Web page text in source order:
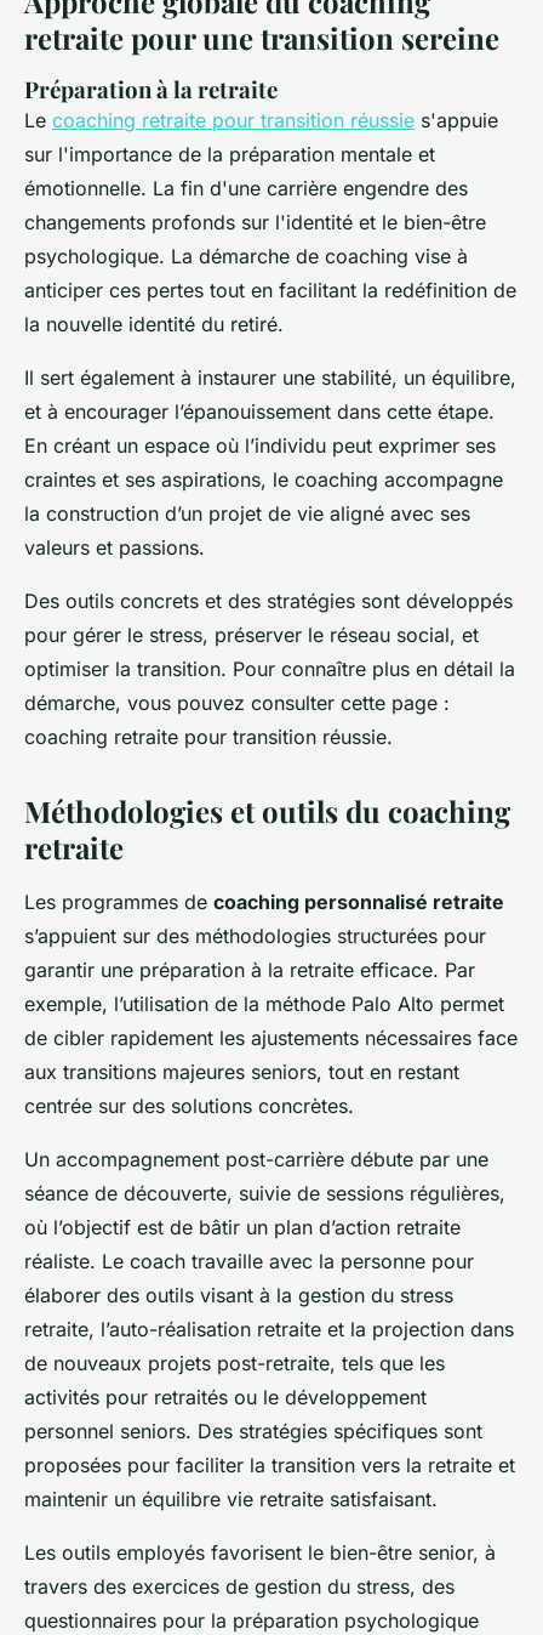
retraite pour une transition sereine
Préparation à la retraite
Le coaching retraite pour transition réussie s'appuie
sur l'importance de la préparation mentale et
émotionnelle. La fin d'une carrière engendre des
changements profonds sur l'identité et le bien-être
psychologique. La démarche de coaching vise à
anticiper ces pertes tout en facilitant la redéfinition de
la nouvelle identité du retiré.
Il sert également à instaurer une stabilité, un équilibre,
et à encourager l’épanouissement dans cette étape.
En créant un espace où l’individu peut exprimer ses
craintes et ses aspirations, le coaching accompagne
la construction d’un projet de vie aligné avec ses
valeurs et passions.
Des outils concrets et des stratégies sont développés
pour gérer le stress, préserver le réseau social, et
optimiser la transition. Pour connaître plus en détail la
démarche, vous pouvez consulter cette page :
coaching retraite pour transition réussie.
Méthodologies et outils du coaching
retraite
Les programmes de coaching personnalisé retraite
s’appuient sur des méthodologies structurées pour
garantir une préparation à la retraite efficace. Par
exemple, l’utilisation de la méthode Palo Alto permet
de cibler rapidement les ajustements nécessaires face
aux transitions majeures seniors, tout en restant
centrée sur des solutions concrètes.
Un accompagnement post-carrière débute par une
séance de découverte, suivie de sessions régulières,
où l’objectif est de bâtir un plan d’action retraite
réaliste. Le coach travaille avec la personne pour
élaborer des outils visant à la gestion du stress
retraite, l’auto-réalisation retraite et la projection dans
de nouveaux projets post-retraite, tels que les
activités pour retraités ou le développement
personnel seniors. Des stratégies spécifiques sont
proposées pour faciliter la transition vers la retraite et
maintenir un équilibre vie retraite satisfaisant.
Les outils employés favorisent le bien-être senior, à
travers des exercices de gestion du stress, des
questionnaires pour la préparation psychologique